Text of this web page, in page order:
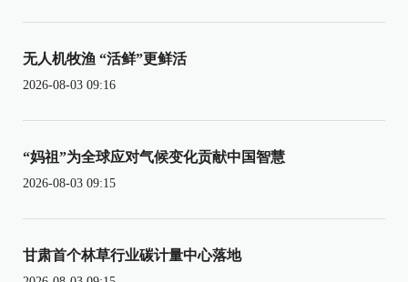
无人机牧渔 “活鲜”更鲜活
2026-08-03 09:16
“妈祖”为全球应对气候变化贡献中国智慧
2026-08-03 09:15
甘肃首个林草行业碳计量中心落地